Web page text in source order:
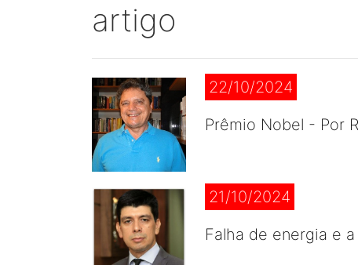
artigo
22/10/2024
Prêmio Nobel - Por
21/10/2024
Falha de energia e